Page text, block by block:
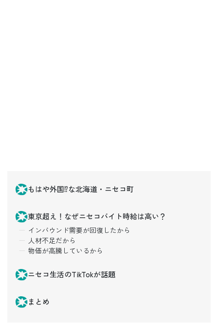
もはや外国⁉な北海道・ニセコ町
東京超え！なぜニセコバイト時給は高い？
インバウンド需要が回復したから
人材不足だから
物価が高騰しているから
ニセコ生活のTikTokが話題
まとめ